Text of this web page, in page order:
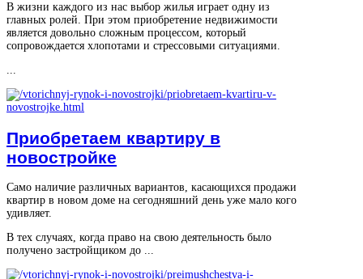
В жизни каждого из нас выбор жилья играет одну из
главных ролей. При этом приобретение недвижимости
является довольно сложным процессом, который
сопровождается хлопотами и стрессовыми ситуациями.
...
Приобретаем квартиру в
новостройке
Само наличие различных вариантов, касающихся продажи
квартир в новом доме на сегодняшний день уже мало кого
удивляет.
В тех случаях, когда право на свою деятельность было
получено застройщиком до ...